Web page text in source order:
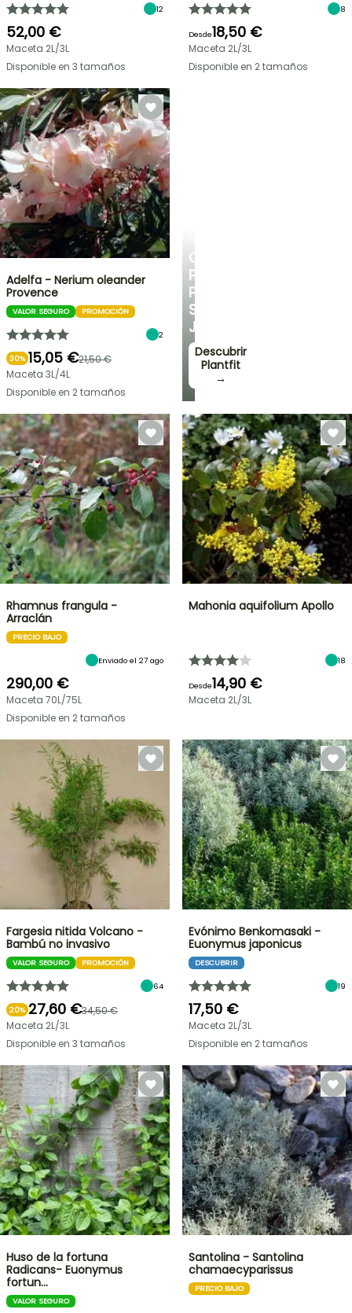
CONSEJOS
PERSONALIZADOS
PARA
SU
JARDÍN
Descubrir
Plantfit
→
12
52,00 €
Maceta 2L/3L
Disponible en 3 tamaños
8
Desde18,50 €
Maceta 2L/3L
Disponible en 2 tamaños
Adelfa - Nerium oleander
Provence
VALOR SEGURO PROMOCIÓN
2
30% 15,05 €21,50 €
Maceta 3L/4L
Disponible en 2 tamaños
Rhamnus frangula -
Arraclán
PRECIO BAJO
Enviado el 27 ago
290,00 €
Maceta 70L/75L
Disponible en 2 tamaños
Mahonia aquifolium Apollo
18
Desde14,90 €
Maceta 2L/3L
Fargesia nitida Volcano -
Bambú no invasivo
VALOR SEGURO PROMOCIÓN
64
20% 27,60 €34,50 €
Maceta 2L/3L
Disponible en 3 tamaños
Evónimo Benkomasaki -
Euonymus japonicus
DESCUBRIR
19
17,50 €
Maceta 2L/3L
Disponible en 2 tamaños
Huso de la fortuna
Radicans- Euonymus
fortun…
VALOR SEGURO
Santolina - Santolina
chamaecyparissus
PRECIO BAJO